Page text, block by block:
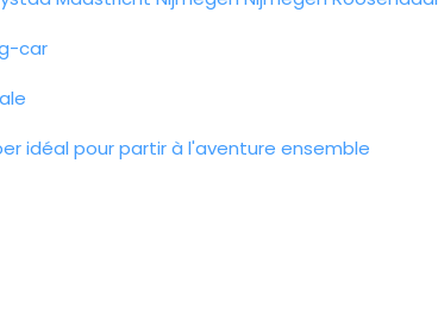
car
idéal pour partir à l'aventure ensemble